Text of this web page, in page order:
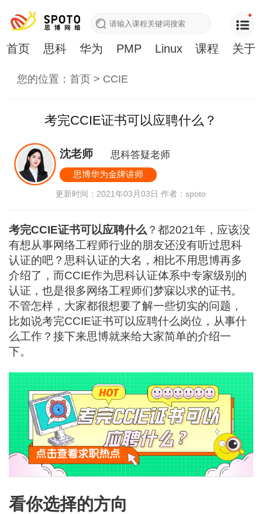
首页 思科 华为 PMP Linux 课程 关于
您的位置：首页 > CCIE
考完CCIE证书可以应聘什么？
沈老师 思科答疑老师
思博华为金牌讲师
更新时间：2021年03月03日作者：spoto
考完CCIE证书可以应聘什么 ？都2021年，应该没
有想从事网络工程师行业的朋友还没有听过思科
认证的吧？思科认证的大名，相比不用思博再多
介绍了，而CCIE作为思科认证体系中专家级别的
认证，也是很多网络工程师们梦寐以求的证书。
不管怎样，大家都很想要了解一些切实的问题，
比如说考完CCIE证书可以应聘什么岗位，从事什
么工作？接下来思博就来给大家简单的介绍一
下。
看你选择的方向